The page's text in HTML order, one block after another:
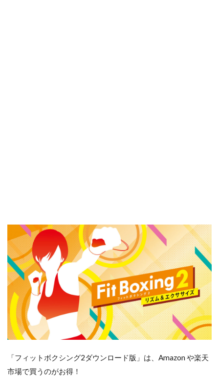
「フィットボクシング2ダウンロード版」は、Amazon や楽天
市場で買うのがお得！